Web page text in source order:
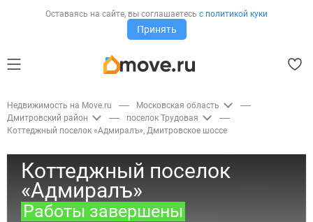
Оставаясь на сайте, вы соглашаетесь с политикой куки
Принять
Недвижимость на Move.ru
Московская область
Дмитровский район
поселок Трудовая
Коттеджный поселок
Адмиралъ , Дмитровское шоссе
Коттеджный поселок
Адмиралъ
Работы завершены